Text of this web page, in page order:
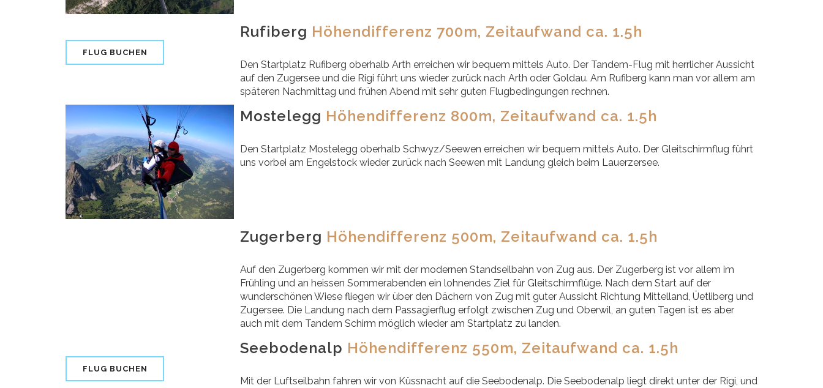
FLUG BUCHEN
Rufiberg Höhendifferenz 700m, Zeitaufwand ca. 1.5h
Den Startplatz Rufiberg oberhalb Arth erreichen wir bequem mittels Auto. Der Tandem-Flug mit herrlicher Aussicht
auf den Zugersee und die Rigi führt uns wieder zurück nach Arth oder Goldau. Am Rufiberg kann man vor allem am
späteren Nachmittag und frühen Abend mit sehr guten Flugbedingungen rechnen.
Mostelegg Höhendifferenz 800m, Zeitaufwand ca. 1.5h
Den Startplatz Mostelegg oberhalb Schwyz/Seewen erreichen wir bequem mittels Auto. Der Gleitschirmflug führt
uns vorbei am Engelstock wieder zurück nach Seewen mit Landung gleich beim Lauerzersee.
Zugerberg Höhendifferenz 500m, Zeitaufwand ca. 1.5h
Auf den Zugerberg kommen wir mit der modernen Standseilbahn von Zug aus. Der Zugerberg ist vor allem im
Frühling und an heissen Sommerabenden ein lohnendes Ziel für Gleitschirmflüge. Nach dem Start auf der
wunderschönen Wiese fliegen wir über den Dächern von Zug mit guter Aussicht Richtung Mittelland, Üetliberg und
Zugersee. Die Landung nach dem Passagierflug erfolgt zwischen Zug und Oberwil, an guten Tagen ist es aber
auch mit dem Tandem Schirm möglich wieder am Startplatz zu landen.
FLUG BUCHEN
Seebodenalp Höhendifferenz 550m, Zeitaufwand ca. 1.5h
Mit der Luftseilbahn fahren wir von Küssnacht auf die Seebodenalp. Die Seebodenalp liegt direkt unter der Rigi, und